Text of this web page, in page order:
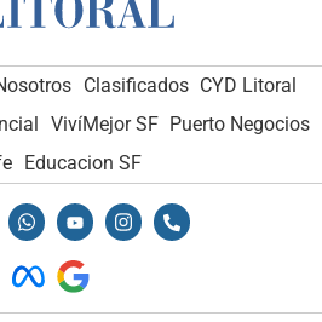
Clasificados CYD Litoral
VivíMejor SF Puerto Negocios
Educacion SF